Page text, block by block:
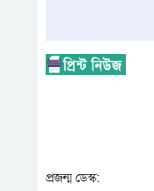
প্রজন্ম ডেস্ক: